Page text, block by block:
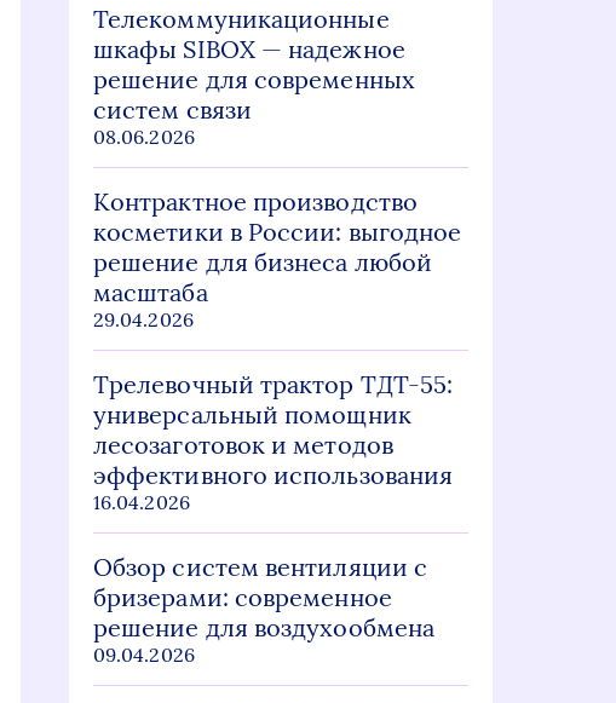
Телекоммуникационные
шкафы SIBOX — надежное
решение для современных
систем связи
08.06.2026
Контрактное производство
косметики в России: выгодное
решение для бизнеса любой
масштаба
29.04.2026
Трелевочный трактор ТДТ-55:
универсальный помощник
лесозаготовок и методов
эффективного использования
16.04.2026
Обзор систем вентиляции с
бризерами: современное
решение для воздухообмена
09.04.2026